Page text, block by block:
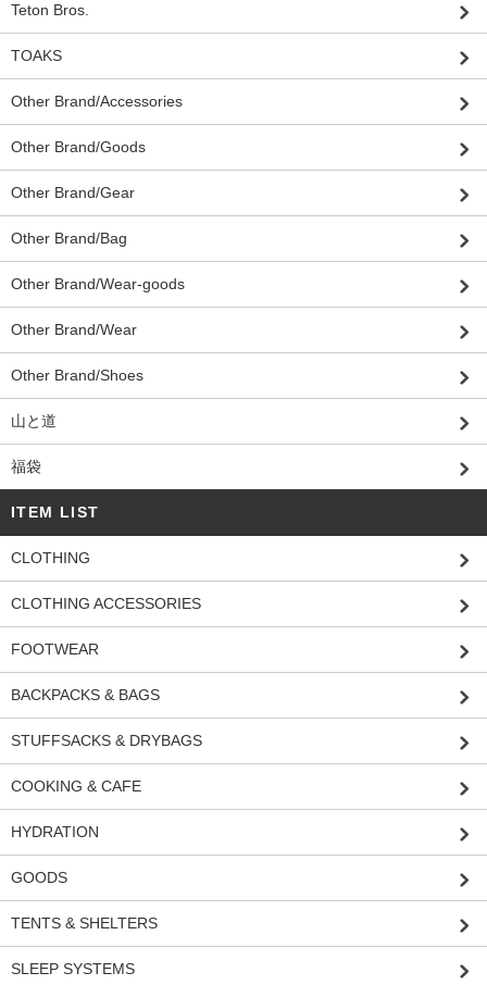
Teton Bros.
TOAKS
Other Brand/Accessories
Other Brand/Goods
Other Brand/Gear
Other Brand/Bag
Other Brand/Wear-goods
Other Brand/Wear
Other Brand/Shoes
山と道
福袋
ITEM LIST
CLOTHING
CLOTHING ACCESSORIES
FOOTWEAR
BACKPACKS & BAGS
STUFFSACKS & DRYBAGS
COOKING & CAFE
HYDRATION
GOODS
TENTS & SHELTERS
SLEEP SYSTEMS